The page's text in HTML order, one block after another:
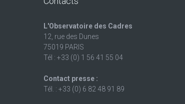
L'Observatoire des Cadres
12, rue des Dunes
75019 PARIS
Tél : +33 (0) 1 56 41 55 04
Contact presse :
Tél. : +33 (0) 6 82 48 91 89